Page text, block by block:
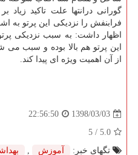
گورانی درانتها علت تاكید
فرابنفش را نزدیكی این پرتو
اظهار داشت: به سبب نزدیكی
این پرتو هم بالا بوده و سبب
از آن اهمیت ویژه ای پیدا كند.
1398/03/03
22:56:50
5.0
/ 5
تگهای خبر:
آموزش ,